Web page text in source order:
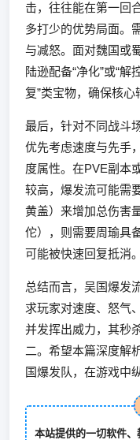
击，往往能在第一回
多打少的优势局面。
与减怒。面对魏国或
陆逊配备“净化”或“解
复”类宝物，确保核心
最后，针对不同战斗
优先考虑速度与先手
度属性。在PVE副本
较高，爆发流可能需
黄盖）来增加总伤害
佗），则需要周瑜具
可能被快速回复抵消。
总结而言，吴国爆发
求玩家对速度、怒气
并发挥出威力，其秒
二。希望本篇深度解
国爆发队，在游戏中
本站提供的一切软件